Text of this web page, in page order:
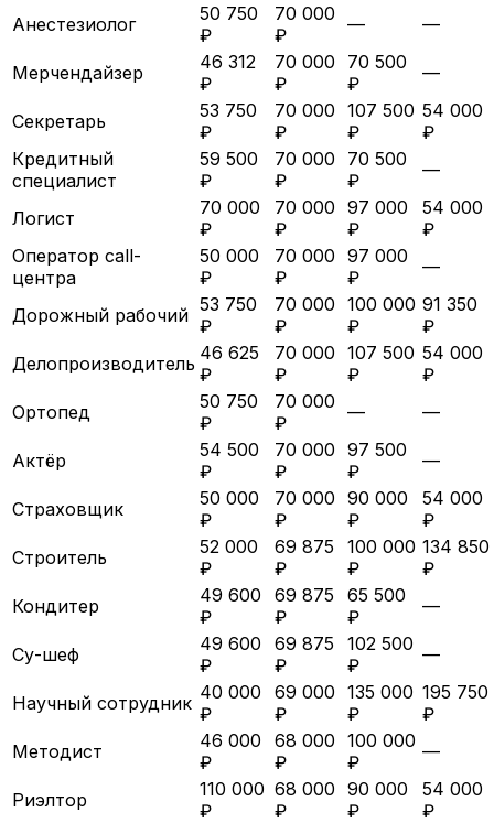
Анестезиолог
50 750
₽
70 000
₽
— —
Мерчендайзер
46 312
₽
70 000
₽
70 500
₽
—
Секретарь
53 750
₽
70 000
₽
107 500
₽
54 000
₽
Кредитный
специалист
59 500
₽
70 000
₽
70 500
₽
—
Логист
70 000
₽
70 000
₽
97 000
₽
54 000
₽
Оператор call-
центра
50 000
₽
70 000
₽
97 000
₽
—
Дорожный рабочий 53 750
₽
70 000
₽
100 000
₽
91 350
₽
Делопроизводитель 46 625
₽
70 000
₽
107 500
₽
54 000
₽
Ортопед
50 750
₽
70 000
₽
— —
Актёр
54 500
₽
70 000
₽
97 500
₽
—
Страховщик
50 000
₽
70 000
₽
90 000
₽
54 000
₽
Строитель
52 000
₽
69 875
₽
100 000
₽
134 850
₽
Кондитер
49 600
₽
69 875
₽
65 500
₽
—
Су-шеф
49 600
₽
69 875
₽
102 500
₽
—
Научный сотрудник 40 000
₽
69 000
₽
135 000
₽
195 750
₽
Методист
46 000
₽
68 000
₽
100 000
₽
—
Риэлтор
110 000
₽
68 000
₽
90 000
₽
54 000
₽